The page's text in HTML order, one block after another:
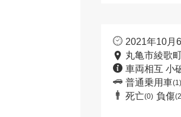
2021年10月
丸亀市綾歌
車両相互 小
普通乗用車(1)
死亡(0) 負傷